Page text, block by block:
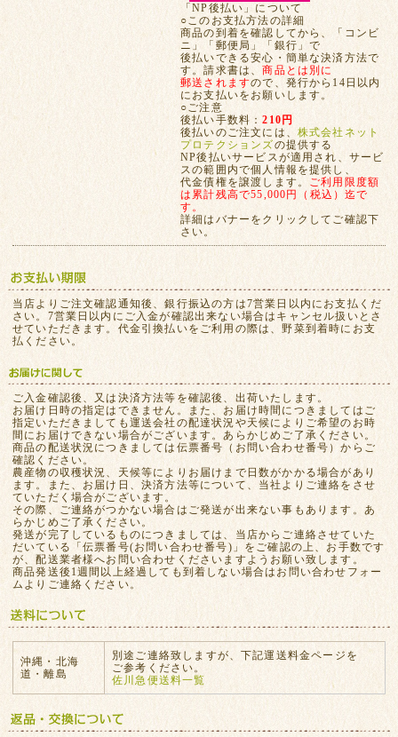
「NP後払い」について
○このお支払方法の詳細
商品の到着を確認してから、「コンビ
ニ」「郵便局」「銀行」で
後払いできる安心・簡単な決済方法で
す。請求書は、商品とは別に
郵送されますので、発行から14日以内
にお支払いをお願いします。
○ご注意
後払い手数料：210円
後払いのご注文には、 株式会社ネット
プロテクションズの提供する
NP後払いサービスが適用され、サービ
スの範囲内で個人情報を提供し、
代金債権を譲渡します。 ご利用限度額
は累計残高で55,000円（税込）迄で
す。
詳細はバナーをクリックしてご確認下
さい。
当店よりご注文確認通知後、銀行振込の方は7営業日以内にお支払くだ
さい。7営業日以内にご入金が確認出来ない場合はキャンセル扱いとさ
せていただきます。代金引換払いをご利用の際は、野菜到着時にお支
払ください。
ご入金確認後、又は決済方法等を確認後、出荷いたします。
お届け日時の指定はできません。また、お届け時間につきましてはご
指定いただきましても運送会社の配達状況や天候によりご希望のお時
間にお届けできない場合がございます。あらかじめご了承ください。
商品の配送状況につきましては伝票番号（お問い合わせ番号）からご
確認ください。
農産物の収穫状況、天候等によりお届けまで日数がかかる場合があり
ます。また、お届け日、決済方法等について、当社よりご連絡をさせ
ていただく場合がございます。
その際、ご連絡がつかない場合はご発送が出来ない事もあります。あ
らかじめご了承ください。
発送が完了しているものにつきましては、当店からご連絡させていた
だいている「伝票番号(お問い合わせ番号)」をご確認の上、お手数です
が、配送業者様へお問い合わせくださいますようお願い致します。
商品発送後1週間以上経過しても到着しない場合はお問い合わせフォー
ムよりご連絡ください。
沖縄・北海
道・離島
別途ご連絡致しますが、下記運送料金ページを
ご参考ください。
佐川急便送料一覧